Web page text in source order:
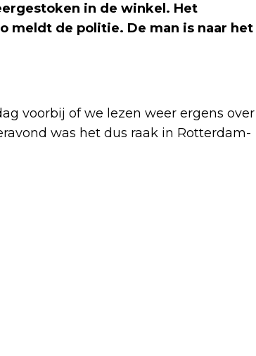
in de winkel. Het
meldt de politie. De man is naar het
voorbij of we lezen weer ergens over
was het dus raak in Rotterdam-